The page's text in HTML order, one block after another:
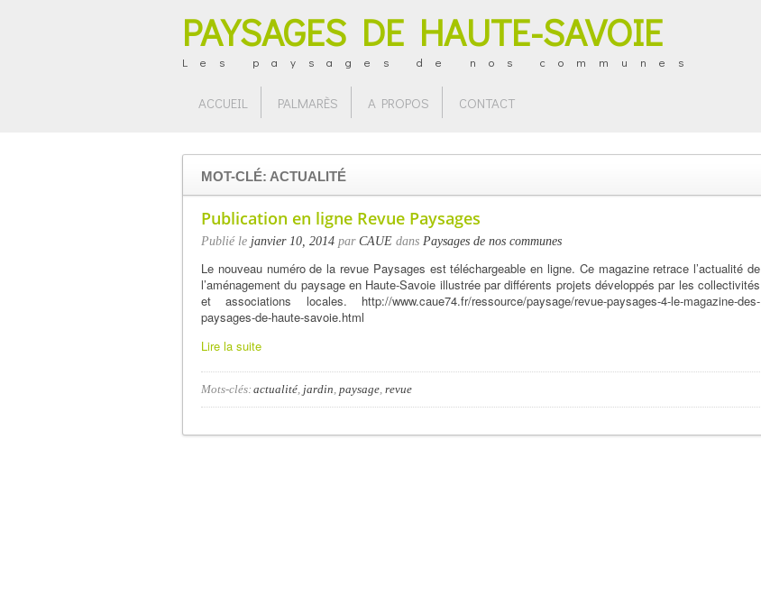
PAYSAGES DE HAUTE-SAVOIE
Les paysages de nos communes
ACCUEIL PALMARÈS A PROPOS CONTACT
MOT-CLÉ: ACTUALITÉ
Publication en ligne Revue Paysages
Publié le janvier 10, 2014 par CAUE dans Paysages de nos communes
Le nouveau numéro de la revue Paysages est téléchargeable en ligne. Ce magazine retrace l’actualité de
l’aménagement du paysage en Haute-Savoie illustrée par différents projets développés par les collectivités
et associations locales. http://www.caue74.fr/ressource/paysage/revue-paysages-4-le-magazine-des-
paysages-de-haute-savoie.html
Lire la suite
Mots-clés: actualité, jardin, paysage, revue